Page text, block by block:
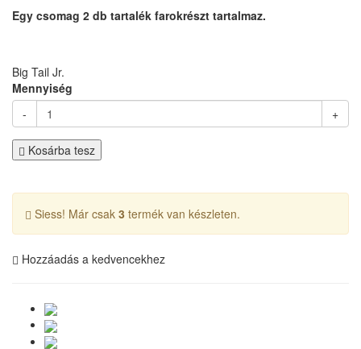
Egy csomag 2 db tartalék farokrészt tartalmaz.
Big Tail Jr.
Mennyiség
-
+
Kosárba tesz
Siess! Már csak 3 termék van készleten.
Hozzáadás a kedvencekhez